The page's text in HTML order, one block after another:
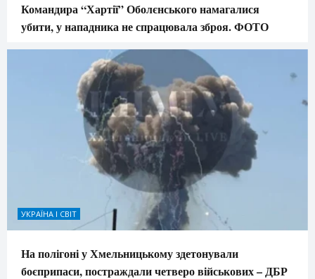
Командира “Хартії” Оболєнського намагалися
убити, у нападника не спрацювала зброя. ФОТО
УКРАЇНА І СВІТ
На полігоні у Хмельницькому здетонували
боєприпаси, постраждали четверо військових – ДБР